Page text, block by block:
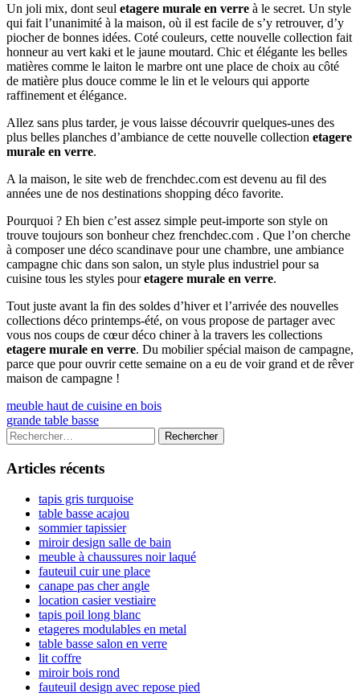
Un joli mix, dont seul etagere murale en verre à le secret. Un style
qui fait l’unanimité à la maison, où il est facile de s’y retrouver, d’y
piocher de bonnes idées. Coté couleurs, cette nouvelle collection fait
honneur au vert kaki et le jaune moutard. Chic et élégante les belles
matières comme le laiton le marbre ont une place de choix au côté
de matière plus douce comme le lin et le velours qui apporte
raffinement et élégance.
Allez sans plus tarder, je vous laisse découvrir quelques-unes des
plus belles planches d’ambiance de cette nouvelle collection etagere
murale en verre.
A la maison, le site web de frenchdec.com est devenu au fil des
années une de nos destinations shopping déco favorite.
Pourquoi ? Eh bien c’est assez simple peut-importe son style on
trouve toujours son bonheur chez frenchdec.com . Que l’on cherche
à composer une déco scandinave pour une chambre, une ambiance
campagne chic dans son salon, un style plus industriel pour sa
cuisine tous les styles pouretagere murale en verre.
Tout juste avant la fin des soldes d’hiver et l’arrivée des nouvelles
collections déco printemps-été, on vous propose de partager avec
vous nos coups de cœur déco chiner à la travers les collections
etagere murale en verre. Du mobilier spécial maison de campagne,
parce que pour ouvrir cette semaine on a eu de voir grand et de rêver
maison de campagne !
Navigation
de
l’article
Previous
article:
meuble haut de cuisine en bois
Next
article:
grande table basse
Colonne
latérale
principale
Rechercher :
Articles récents
tapis gris turquoise
table basse acajou
sommier tapissier
miroir design salle de bain
meuble à chaussures noir laqué
fauteuil cuir une place
canape pas cher angle
location casier vestiaire
tapis poil long blanc
etageres modulables en metal
table basse salon en verre
lit coffre
miroir bois rond
fauteuil design avec repose pied